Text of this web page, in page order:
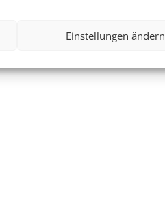
Einstellungen ändern